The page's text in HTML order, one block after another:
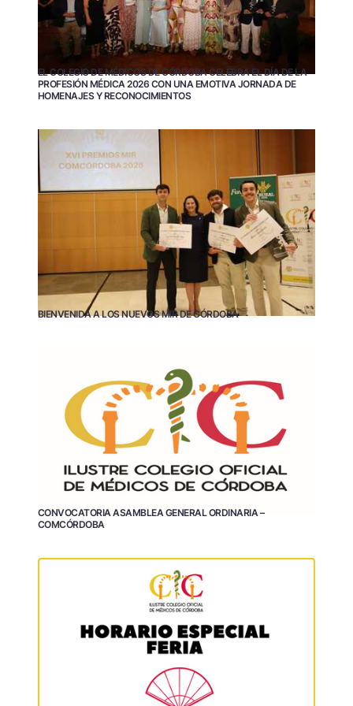
EL COLEGIO DE MÉDICOS DE CÓRDOBA CELEBRA EL DÍA DE LA
PROFESIÓN MÉDICA 2026 CON UNA EMOTIVA JORNADA DE
HOMENAJES Y RECONOCIMIENTOS
BIENVENIDA A LOS NUEVOS MIR DE CÓRDOBA
CONVOCATORIA ASAMBLEA GENERAL ORDINARIA –
COMCÓRDOBA